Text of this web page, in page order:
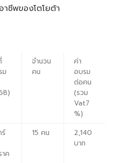
ชีพของโตโยต้า
ม
จำนวน
คน
ค่า
อบรม
ต่อคน
(รวม
Vat7
%)
ค
15 คน
2,140
บาท